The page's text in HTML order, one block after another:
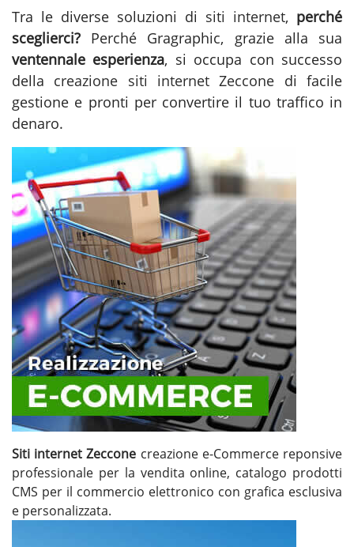
Tra le diverse soluzioni di siti internet, perché
sceglierci? Perché Gragraphic, grazie alla sua
ventennale esperienza, si occupa con successo
della creazione siti internet Zeccone di facile
gestione e pronti per convertire il tuo traffico in
denaro.
Siti internet Zeccone creazione e-Commerce reponsive
professionale per la vendita online, catalogo prodotti
CMS per il commercio elettronico con grafica esclusiva
e personalizzata.